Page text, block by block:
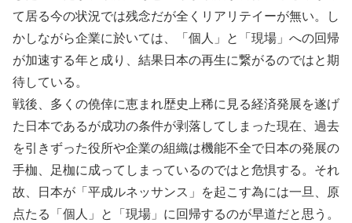
て居る今の状況では残念だが全くリアリテイーが無い。し
かしながら企業に於いては、「個人」と「現場」への回帰
が加速する年と成り、結果日本の再生に繋がるのではと期
待している。
戦後、多くの僥倖に恵まれ歴史上稀に見る経済発展を遂げ
た日本であるが成功の条件が剥落してしまった現在、過去
を引きずった役所や企業の組織は機能不全で日本の発展の
手枷、足枷に成ってしまっているのではと危惧する。それ
故、日本が「平成ルネッサンス」を起こす為には一旦、原
点たる「個人」と「現場」に回帰するのが早道だと思う。